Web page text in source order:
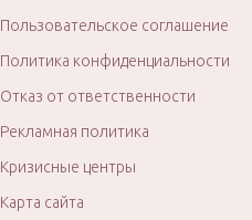
Пользовательское соглашение
Политика конфиденциальности
Отказ от ответственности
Рекламная политика
Кризисные центры
Карта сайта